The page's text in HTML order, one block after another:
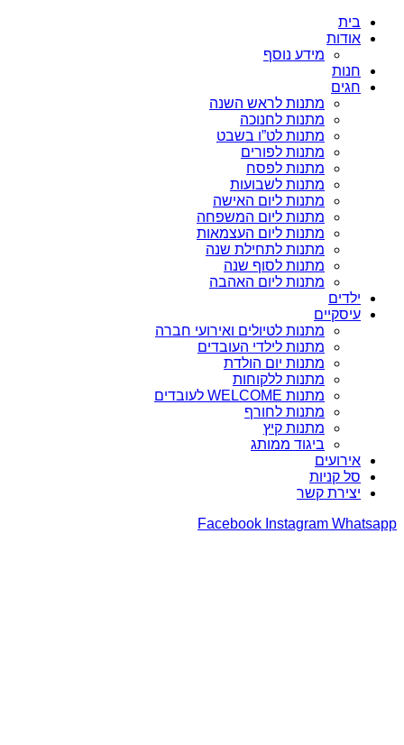
בית
אודות
מידע נוסף
חנות
חגים
מתנות לראש השנה
מתנות לחנוכה
מתנות לט”ו בשבט
מתנות לפורים
מתנות לפסח
מתנות לשבועות
מתנות ליום האישה
מתנות ליום המשפחה
מתנות ליום העצמאות
מתנות לתחילת שנה
מתנות לסוף שנה
מתנות ליום האהבה
ילדים
עיסקיים
מתנות לטיולים ואירועי חברה
מתנות לילדי העובדים
מתנות יום הולדת
מתנות ללקוחות
מתנות WELCOME לעובדים
מתנות לחורף
מתנות קיץ
ביגוד ממותג
אירועים
סל קניות
יצירת קשר
Facebook Instagram Whatsapp